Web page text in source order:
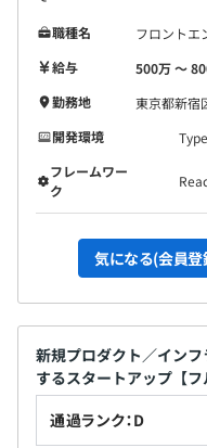
職種名
フロントエ
給与
500万 〜
勤務地
東京都新宿
開発環境
フレームワー
ク
気になる(会員登
新規プロダクト／イン
するスタートアップ【フ
通過ランク：D